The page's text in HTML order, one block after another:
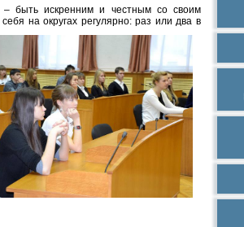
– быть искренним и честным со своим
на округах регулярно: раз или два в